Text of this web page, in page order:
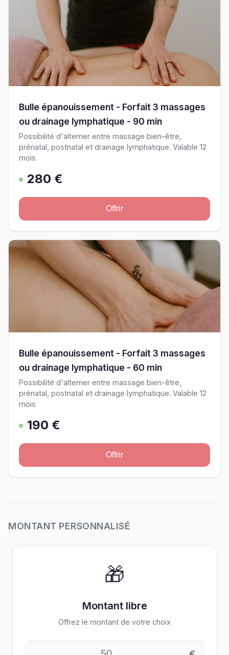
Bulle épanouissement - Forfait 3 massages
ou drainage lymphatique - 90 min
Possibilité d'alterner entre massage bien-être,
prénatal, postnatal et drainage lymphatique. Valable 12
mois
280 €
Offrir
Bulle épanouissement - Forfait 3 massages
ou drainage lymphatique - 60 min
Possibilité d'alterner entre massage bien-être,
prénatal, postnatal et drainage lymphatique. Valable 12
mois
190 €
Offrir
MONTANT PERSONNALISÉ
🎁
Montant libre
Offrez le montant de votre choix